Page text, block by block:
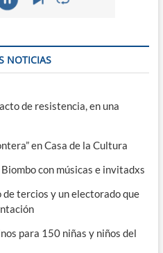
NOTICIAS
de resistencia, en una
en Casa de la Cultura
con músicas e invitadxs
tercios y un electorado que
para 150 niñas y niños del